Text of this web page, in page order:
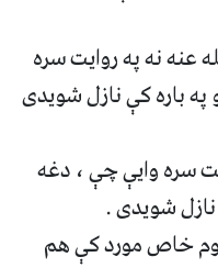
عنه نه په روایت سره
باره کې نازل شویدی
سره وايې چې ، دغه
شویدی .
خاص مورد کې هم